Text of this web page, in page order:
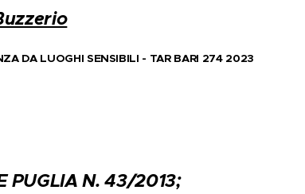
DA LUOGHI SENSIBILI - TAR BARI 274 2023
PUGLIA N. 43/2013;